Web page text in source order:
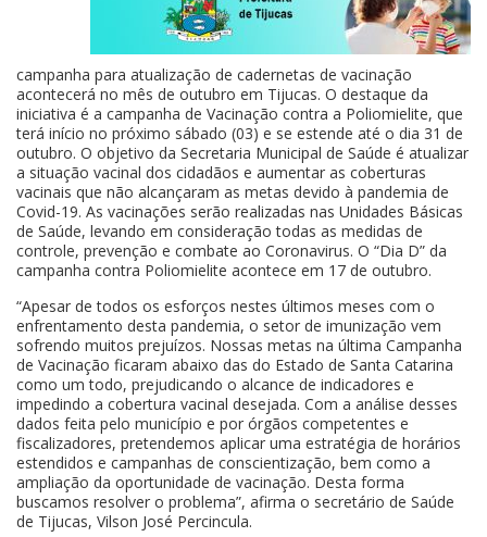
campanha para atualização de cadernetas de vacinação
acontecerá no mês de outubro em Tijucas. O destaque da
iniciativa é a campanha de Vacinação contra a Poliomielite, que
terá início no próximo sábado (03) e se estende até o dia 31 de
outubro. O objetivo da Secretaria Municipal de Saúde é atualizar
a situação vacinal dos cidadãos e aumentar as coberturas
vacinais que não alcançaram as metas devido à pandemia de
Covid-19. As vacinações serão realizadas nas Unidades Básicas
de Saúde, levando em consideração todas as medidas de
controle, prevenção e combate ao Coronavirus. O “Dia D” da
campanha contra Poliomielite acontece em 17 de outubro.
“Apesar de todos os esforços nestes últimos meses com o
enfrentamento desta pandemia, o setor de imunização vem
sofrendo muitos prejuízos. Nossas metas na última Campanha
de Vacinação ficaram abaixo das do Estado de Santa Catarina
como um todo, prejudicando o alcance de indicadores e
impedindo a cobertura vacinal desejada. Com a análise desses
dados feita pelo município e por órgãos competentes e
fiscalizadores, pretendemos aplicar uma estratégia de horários
estendidos e campanhas de conscientização, bem como a
ampliação da oportunidade de vacinação. Desta forma
buscamos resolver o problema”, afirma o secretário de Saúde
de Tijucas, Vilson José Percincula.